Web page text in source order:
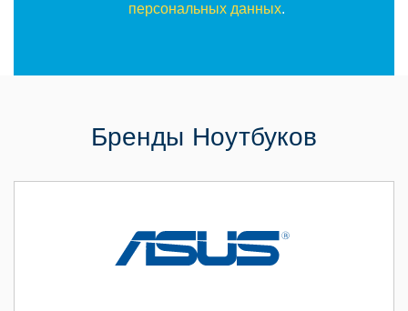
персональных данных.
Бренды Ноутбуков